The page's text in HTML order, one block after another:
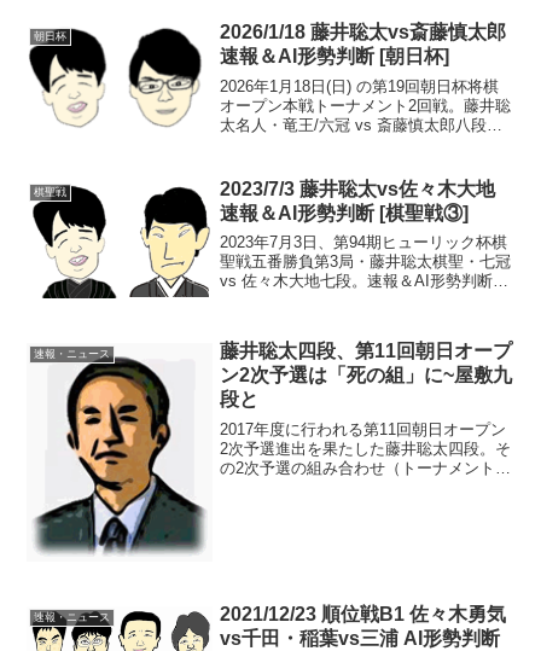
日程。星取表紅組優...
朝日杯
2026/1/18 藤井聡太vs斎藤慎太郎
速報＆AI形勢判断 [朝日杯]
2026年1月18日(日) の第19回朝日杯将棋
オープン本戦トーナメント2回戦。藤井聡
太名人・竜王/六冠 vs 斎藤慎太郎八段。
間ほか情報16:15頃確認まで、...
棋聖戦
2023/7/3 藤井聡太vs佐々木大地
速報＆AI形勢判断 [棋聖戦③]
2023年7月3日、第94期ヒューリック杯棋
聖戦五番勝負第3局・藤井聡太棋聖・七冠
vs 佐々木大地七段。速報＆AI形勢判断。
勝ち（藤井2-1佐々木）。第4局は7...
速報・ニュース
藤井聡太四段、第11回朝日オープ
ン2次予選は「死の組」に~屋敷九
段と
2017年度に行われる第11回朝日オープン
2次予選進出を果たした藤井聡太四段。そ
の2次予選の組み合わせ（トーナメント
速報・ニュース
2021/12/23 順位戦B1 佐々木勇気
vs千田・稲葉vs三浦 AI形勢判断